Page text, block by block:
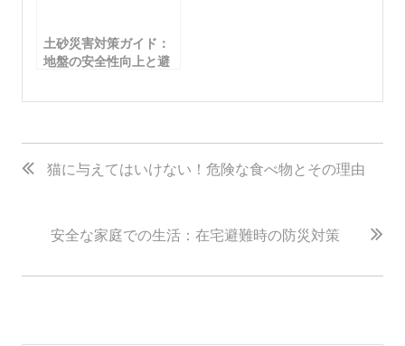
土砂災害対策ガイド：
地盤の安全性向上と避
投
稿猫に与えてはいけない！危険な食べ物とその理由
安全な家庭での生活：在宅避難時の防災対策